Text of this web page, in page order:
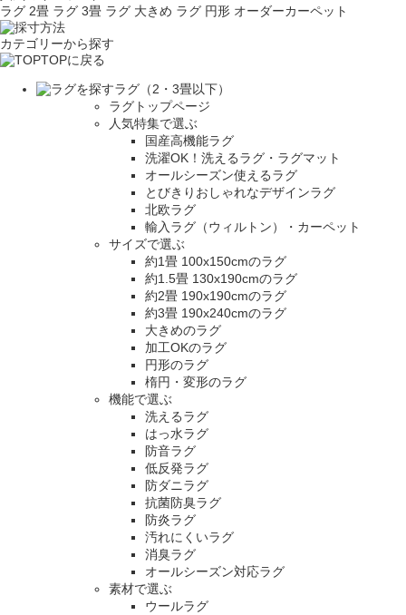
ラグ 2畳 ラグ 3畳 ラグ 大きめ ラグ 円形 オーダーカーペット
カテゴリーから探す
TOPに戻る
ラグ（2・3畳以下）
ラグトップページ
人気特集で選ぶ
国産高機能ラグ
洗濯OK！洗えるラグ・ラグマット
オールシーズン使えるラグ
とびきりおしゃれなデザインラグ
北欧ラグ
輸入ラグ（ウィルトン）・カーペット
サイズで選ぶ
約1畳 100x150cmのラグ
約1.5畳 130x190cmのラグ
約2畳 190x190cmのラグ
約3畳 190x240cmのラグ
大きめのラグ
加工OKのラグ
円形のラグ
楕円・変形のラグ
機能で選ぶ
洗えるラグ
はっ水ラグ
防音ラグ
低反発ラグ
防ダニラグ
抗菌防臭ラグ
防炎ラグ
汚れにくいラグ
消臭ラグ
オールシーズン対応ラグ
素材で選ぶ
ウールラグ